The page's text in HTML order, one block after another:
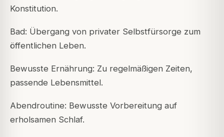
Konstitution.
Bad: Übergang von privater Selbstfürsorge zum
öffentlichen Leben.
Bewusste Ernährung: Zu regelmäßigen Zeiten,
passende Lebensmittel.
Abendroutine: Bewusste Vorbereitung auf
erholsamen Schlaf.